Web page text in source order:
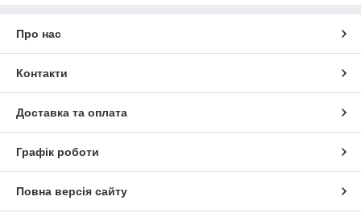
Про нас
Контакти
Доставка та оплата
Графік роботи
Повна версія сайту